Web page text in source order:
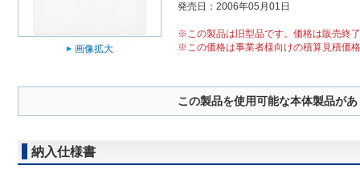
画像拡大
発売日：2006年05月01日
※この製品は旧型品です。価格は販売終
※この価格は事業者様向けの積算見積価
この製品を使用可能な本体製品が
納入仕様書